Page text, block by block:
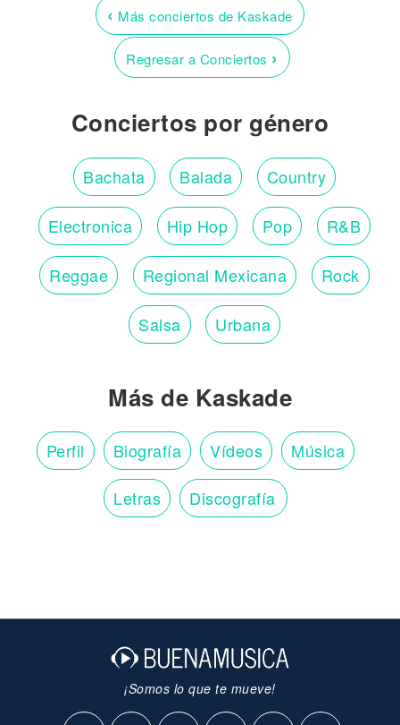
‹ Más conciertos de Kaskade
Regresar a Conciertos ›
Conciertos por género
Bachata Balada Country
Electronica Hip Hop Pop R&B
Reggae Regional Mexicana Rock
Salsa Urbana
Más de Kaskade
Perfil Biografía Vídeos Música
Letras Discografía
¡Somos lo que te mueve!